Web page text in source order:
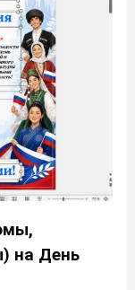
на День